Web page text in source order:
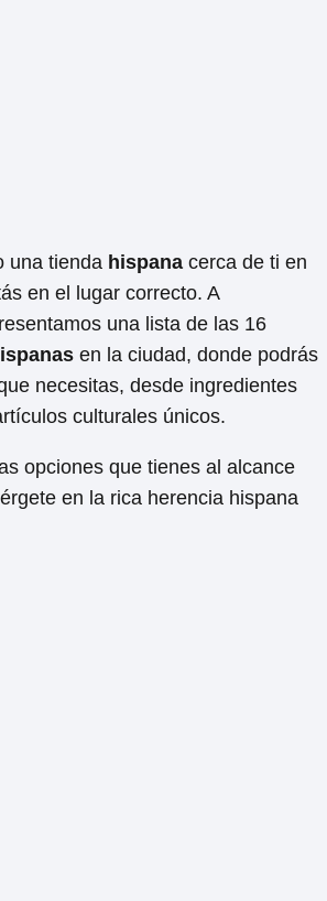
una tienda hispana cerca de ti en
en el lugar correcto. A
una lista de las 16
en la ciudad, donde podrás
necesitas, desde ingredientes
culturales únicos.
opciones que tienes al alcance
en la rica herencia hispana